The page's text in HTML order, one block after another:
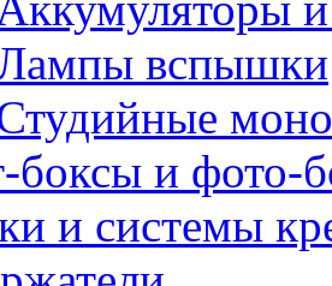
вспышки
боксы и фото-
и системы